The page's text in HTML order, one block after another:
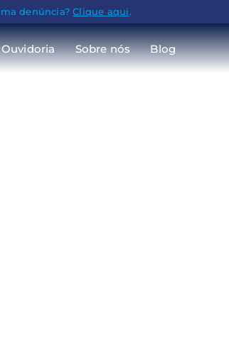
denúncia?Clique aqui.
Sobre nós Blog